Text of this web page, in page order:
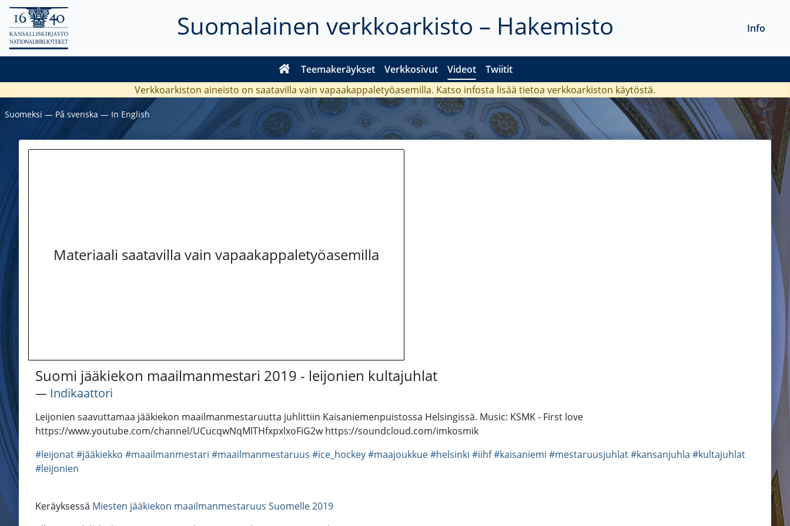
Suomalainen verkkoarkisto – Hakemisto
Teemakeräykset Verkkosivut Videot Twiitit
Info
Verkkoarkiston aineisto on saatavilla vain vapaakappaletyöasemilla. Katso infosta lisää tietoa verkkoarkiston käytöstä.
Suomeksi ― På svenska ― In English
Materiaali saatavilla vain vapaakappaletyöasemilla
Suomi jääkiekon maailmanmestari 2019 - leijonien kultajuhlat
― Indikaattori
Leijonien saavuttamaa jääkiekon maailmanmestaruutta juhlittiin Kaisaniemenpuistossa Helsingissä. Music: KSMK - First love
https://www.youtube.com/channel/UCucqwNqMlTHfxpxlxoFiG2w https://soundcloud.com/imkosmik
#leijonat#jääkiekko #maailmanmestari #maailmanmestaruus #ice_hockey#maajoukkue#helsinki #iihf#kaisaniemi #mestaruusjuhlat#kansanjuhla #kultajuhlat
#leijonien
Keräyksessä Miesten jääkiekon maailmanmestaruus Suomelle 2019